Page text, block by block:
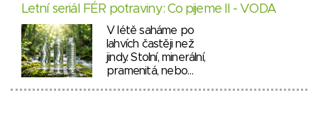
Letní seriál FÉR potraviny: Co pijeme II - VODA
V létě saháme po
lahvích častěji než
jindy. Stolní, minerální,
pramenitá, nebo…